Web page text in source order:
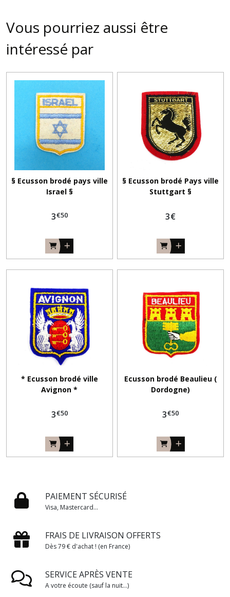
Vous pourriez aussi être
intéressé par
§ Ecusson brodé pays ville
Israel §
3€50
§ Ecusson brodé Pays ville
Stuttgart §
3€
* Ecusson brodé ville
Avignon *
3€50
Ecusson brodé Beaulieu (
Dordogne)
3€50
PAIEMENT SÉCURISÉ
Visa, Mastercard...
FRAIS DE LIVRAISON OFFERTS
Dès 79 € d'achat ! (en France)
SERVICE APRÈS VENTE
A votre écoute (sauf la nuit...)